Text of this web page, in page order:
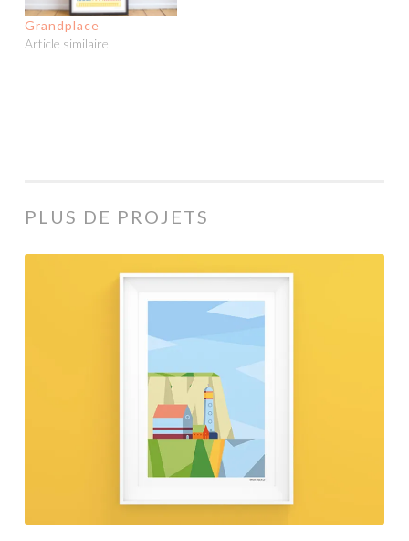
Grandplace
Article similaire
PLUS DE PROJETS